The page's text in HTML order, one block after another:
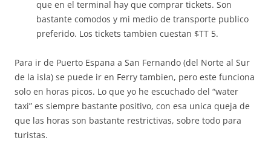
que en el terminal hay que comprar tickets. Son
bastante comodos y mi medio de transporte publico
preferido. Los tickets tambien cuestan $TT 5.
Para ir de Puerto Espana a San Fernando (del Norte al Sur
de la isla) se puede ir en Ferry tambien, pero este funciona
solo en horas picos. Lo que yo he escuchado del “water
taxi” es siempre bastante positivo, con esa unica queja de
que las horas son bastante restrictivas, sobre todo para
turistas.